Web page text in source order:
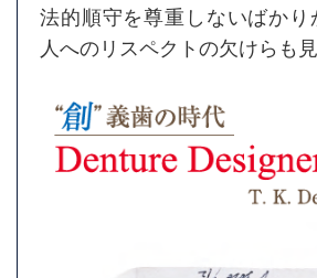
法的順守を尊重しないばかり
人へのリスペクトの欠けらも見